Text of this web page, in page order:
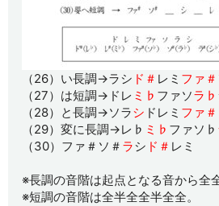
（26）い長調→ラシ ド＃ レミ ファ＃
（27）は短調→ドレ ミ♭ ファソラ♭
（28）と長調→ソラシ ドレミ ファ＃
（29）変に長調→レ♭ ミ♭ ファソ♭
（30）ファ＃ソ＃ ラシ ド＃ レミ
※長調の音階は起点となる音から全
※短調の音階は全半全全半全全。